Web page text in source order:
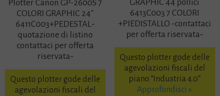
Plotter Canon GP-2600S 7
COLORI GRAPHIC 24″
6411C003+PEDESTAL-
quotazione di listino
contattaci per offerta
riservata-
Questo plotter gode delle
agevolazioni fiscali del
GRAPHIC 44 pollici
6413C003 7 COLORI
+PIEDISTALLO -contattaci
per offerta riservata-
Questo plotter gode delle
agevolazioni fiscali del
piano “Industria 4.0”
Approfondisci »